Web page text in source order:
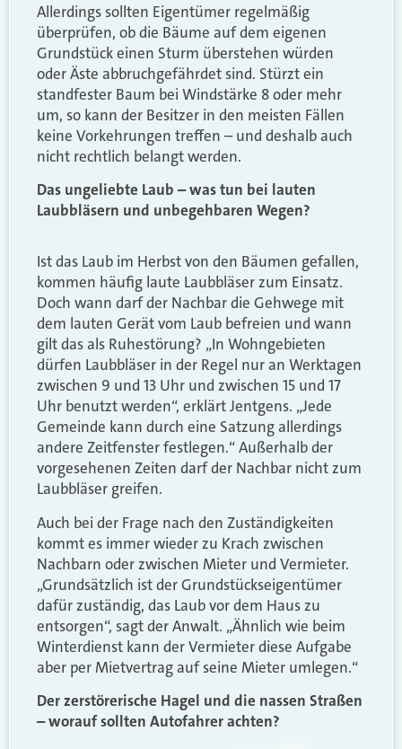
Allerdings sollten Eigentümer regelmäßig
überprüfen, ob die Bäume auf dem eigenen
Grundstück einen Sturm überstehen würden
oder Äste abbruchgefährdet sind. Stürzt ein
standfester Baum bei Windstärke 8 oder mehr
um, so kann der Besitzer in den meisten Fällen
keine Vorkehrungen treffen – und deshalb auch
nicht rechtlich belangt werden.
Das ungeliebte Laub – was tun bei lauten
Laubbläsern und unbegehbaren Wegen?
Ist das Laub im Herbst von den Bäumen gefallen,
kommen häufig laute Laubbläser zum Einsatz.
Doch wann darf der Nachbar die Gehwege mit
dem lauten Gerät vom Laub befreien und wann
gilt das als Ruhestörung? „In Wohngebieten
dürfen Laubbläser in der Regel nur an Werktagen
zwischen 9 und 13 Uhr und zwischen 15 und 17
Uhr benutzt werden“, erklärt Jentgens. „Jede
Gemeinde kann durch eine Satzung allerdings
andere Zeitfenster festlegen.“ Außerhalb der
vorgesehenen Zeiten darf der Nachbar nicht zum
Laubbläser greifen.
Auch bei der Frage nach den Zuständigkeiten
kommt es immer wieder zu Krach zwischen
Nachbarn oder zwischen Mieter und Vermieter.
„Grundsätzlich ist der Grundstückseigentümer
dafür zuständig, das Laub vor dem Haus zu
entsorgen“, sagt der Anwalt. „Ähnlich wie beim
Winterdienst kann der Vermieter diese Aufgabe
aber per Mietvertrag auf seine Mieter umlegen.“
Der zerstörerische Hagel und die nassen Straßen
– worauf sollten Autofahrer achten?